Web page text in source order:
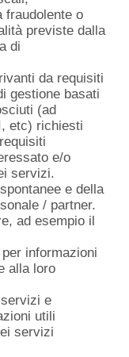
fraudolente o
previste dalla
di
da requisiti
gestione basati
(ad
etc) richiesti
e/o
servizi.
e della
/ partner.
ad esempio il
informazioni
alla loro
e
utili
servizi